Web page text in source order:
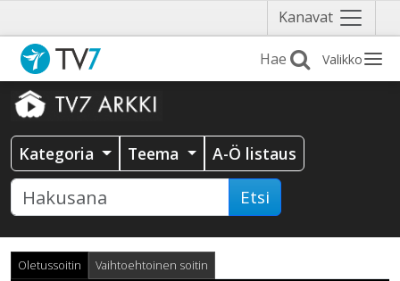
Kanavat Näytä
valikko
Valikko
Kategoria Teema A-Ö listaus
Etsi
Oletussoitin Vaihtoehtoinen soitin